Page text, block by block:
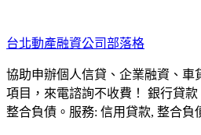
至
主
要
內
容
台北動產融資公司部落格
協助申辦個人信貸、企業融資、車
項目，來電諮詢不收費！ 銀行貸
整合負債。服務: 信用貸款, 整合負